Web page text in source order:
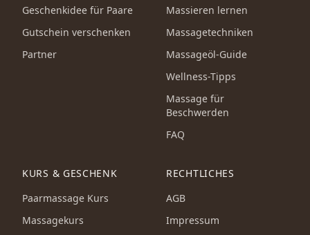
Geschenkidee für Paare
Gutschein verschenken
Partner
Massieren lernen
Massagetechniken
Massageöl-Guide
Wellness-Tipps
Massage für
Beschwerden
FAQ
KURS & GESCHENK
Paarmassage Kurs
Massagekurs
RECHTLICHES
AGB
Impressum